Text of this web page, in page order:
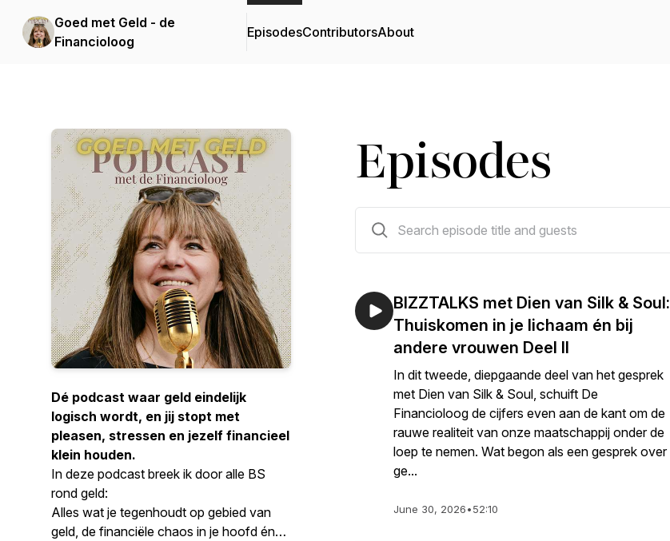
Goed met Geld - de
Financioloog
EpisodesContributorsAbout
Dé podcast waar geld eindelijk
logisch wordt, en jij stopt met
pleasen, stressen en jezelf financieel
klein houden.
In deze podcast breek ik door alle BS
rond geld:
Alles wat je tegenhoudt op gebied van
geld, de financiële chaos in je hoofd én
Episodes
BIZZTALKS met Dien van Silk & Soul:
Thuiskomen in je lichaam én bij
andere vrouwen Deel II
In dit tweede, diepgaande deel van het gesprek
met Dien van Silk & Soul, schuift De
Financioloog de cijfers even aan de kant om de
rauwe realiteit van onze maatschappij onder de
loep te nemen. Wat begon als een gesprek over
ge...
June 30, 2026•52:10